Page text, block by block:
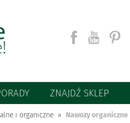
ZNAJDŹ SKLEP
i organiczne Nawozy organiczne